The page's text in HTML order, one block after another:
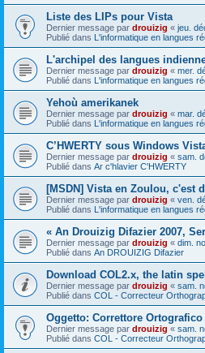
Liste des LIPs pour Vista
Dernier message par drouizig « jeu.
Publié dans L'informatique en langues
L'archipel des langues
Dernier message par drouizig « mer.
Publié dans L'informatique en langues
Yehoù amerikanek
Dernier message par drouizig « mar.
Publié dans L'informatique en langues
C’HWERTY sous Windows
Dernier message par drouizig « sam.
Publié dans Ar c'hlavier C'HWERTY
[MSDN] Vista en Zoulou, c'est
Dernier message par drouizig « ven.
Publié dans L'informatique en langues
« An Drouizig Difazier 2007,
Dernier message par drouizig « dim.
Publié dans An DROUIZIG Difazier
Download COL2.x, the latin
Dernier message par drouizig « sam.
Publié dans COL - Correcteur
Oggetto: Correttore
Dernier message par drouizig « sam.
Publié dans COL - Correcteur